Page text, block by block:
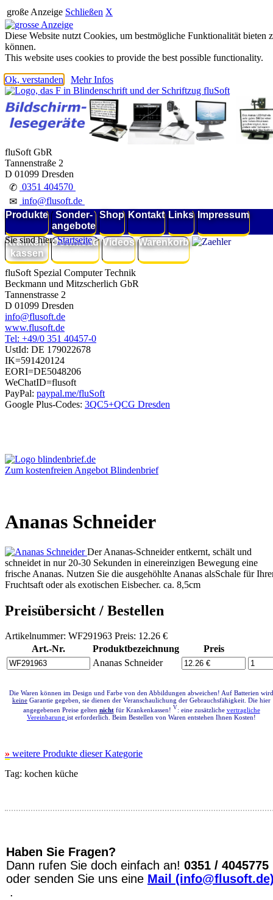
große Anzeige Schließen X
Diese Website nutzt Cookies, um bestmögliche Funktionalität bieten
können.
This website uses cookies to provide the best possible functionality.
Ok, verstanden Mehr Infos
fluSoft GbR
Tannenstraße 2
D 01099 Dresden
✆ 0351 404570
✉ info@flusoft.de
Produkte
Sonder-
angebote
Shop Kontakt Links Impressum
Kranken-
kassen
Download Videos Warenkorb
Sie sind hier:Startseite>
fluSoft Spezial Computer Technik
Beckmann und Mitzscherlich GbR
Tannenstrasse 2
D 01099 Dresden
info@flusoft.de
www.flusoft.de
Tel: +49/0 351 40457-0
UstId: DE 179022678
IK=591420124
EORI=DE5048206
WeChatID=flusoft
PayPal: paypal.me/fluSoft
Google Plus-Codes: 3QC5+QCG Dresden
Zum kostenfreien Angebot Blindenbrief
Ananas Schneider
Der Ananas-Schneider entkernt, schält und
schneidet in nur 20-30 Sekunden in einereinzigen Bewegung eine
frische Ananas. Nutzen Sie die ausgehöhlte Ananas alsSchale für
Fruchtsaft oder als exotischen Eisbecher. ca. 8,5cm
Preisübersicht / Bestellen
Artikelnummer: WF291963 Preis: 12.26 €
Art.-Nr.
Produktbezeichnung
Preis
Ananas Schneider
Die Waren können im Design und Farbe von den Abbildungen abweichen! Auf Batterien wird
keine Garantie gegeben, sie dienen der Veranschaulichung der Gebrauchsfähigkeit. Die hier
angegebenen Preise gelten nichtfür Krankenkassen! V: eine zusätzliche vertragliche
Vereinbarung ist erforderlich. Beim Bestellen von Waren entstehen Ihnen Kosten!
» weitere Produkte dieser Kategorie
Tag: kochen küche
Haben Sie Fragen?
Dann rufen Sie doch einfach an! 0351 / 4045775
oder senden Sie uns eine Mail
.